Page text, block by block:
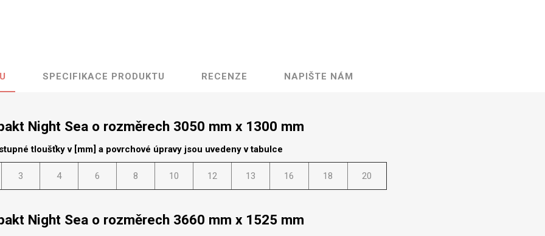
Dřevodekory
Fantazijní
Kovolamináty
Bezotiskové
textil
plast
Třída B
SPECIFIKACE PRODUKTU RECENZE NAPIŠTE NÁM
Night Sea o rozměrech 3050 mm x 1300 mm
tloušťky v [mm] a povrchové úpravy jsou uvedeny v tabulce
3 4 6 8 10 12 13 16 18 20
Night Sea o rozměrech 3660 mm x 1525 mm